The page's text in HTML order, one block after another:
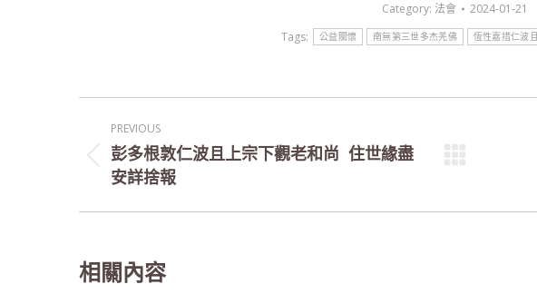
Category: 法會
2024-01-21
Tags:
公益關懷 南無第三世多杰羌佛 恆性嘉措仁波且
Post
navigation
PREVIOUS
Previous
彭多根敦仁波且上宗下觀老和尚 住世緣盡
安詳捨報
相關內容